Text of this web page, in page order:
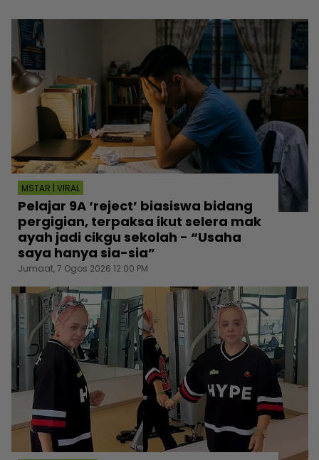
MSTAR | VIRAL
Pelajar 9A ‘reject’ biasiswa bidang
pergigian, terpaksa ikut selera mak
ayah jadi cikgu sekolah - “Usaha
saya hanya sia-sia”
Jumaat, 7 Ogos 2026 12:00 PM